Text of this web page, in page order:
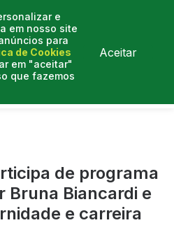
e
em nosso site
para
de Cookies
em "aceitar"
que fazemos
Aceitar
de programa
Bruna Biancardi e
e carreira